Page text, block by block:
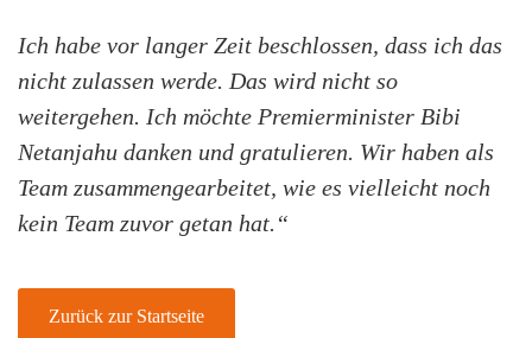
Ich habe vor langer Zeit beschlossen, dass ich das
nicht zulassen werde. Das wird nicht so
weitergehen. Ich möchte Premierminister Bibi
Netanjahu danken und gratulieren. Wir haben als
Team zusammengearbeitet, wie es vielleicht noch
kein Team zuvor getan hat.“
Zurück zur Startseite